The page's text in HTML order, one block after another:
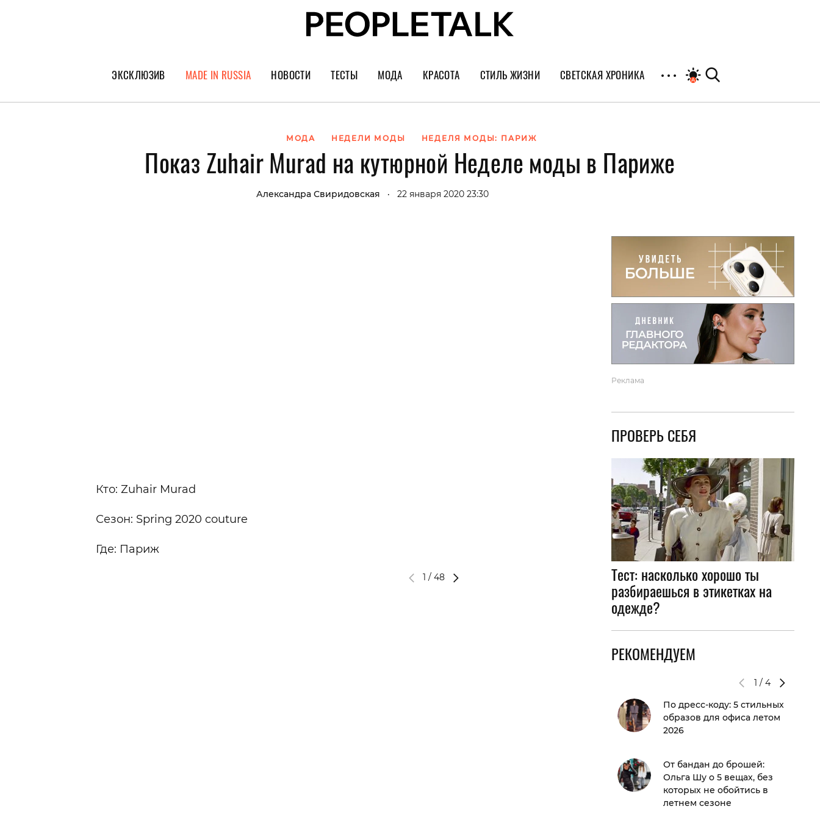
ЭКСКЛЮЗИВ
ГЕРОИ PEOPLETALK
ИНТЕРВЬЮ
ПОКОЛЕНИЕ
MADE IN RUSSIA НОВОСТИ ТЕСТЫ МОДА
Тренды
Украшения и часы
КРАСОТА
Уход за лицом
Маникюр
Парфюм
Спорт
СТИЛЬ ЖИЗНИ
Культура
Путешествия
СВЕТСКАЯ ХРОНИКА
МОДА НЕДЕЛИ МОДЫ НЕДЕЛЯ МОДЫ: ПАРИЖ
Показ Zuhair Murad на кутюрной Неделе моды в Париже
Александра Свиридовская • 22 января 2020 23:30
Кто: Zuhair Murad
Сезон: Spring 2020 couture
Где: Париж
1 / 48
Реклама
ПРОВЕРЬ СЕБЯ
Тест: насколько хорошо ты
разбираешься в этикетках на
одежде?
РЕКОМЕНДУЕМ
1 / 4
По дресс-коду: 5 стильных
образов для офиса летом
2026
От бандан до брошей:
Ольга Шу о 5 вещах, без
которых не обойтись в
летнем сезоне